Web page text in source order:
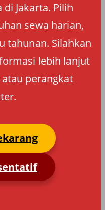
Jakarta. Pilih
sewa harian,
tahunan. Silahkan
lebih lanjut
perangkat